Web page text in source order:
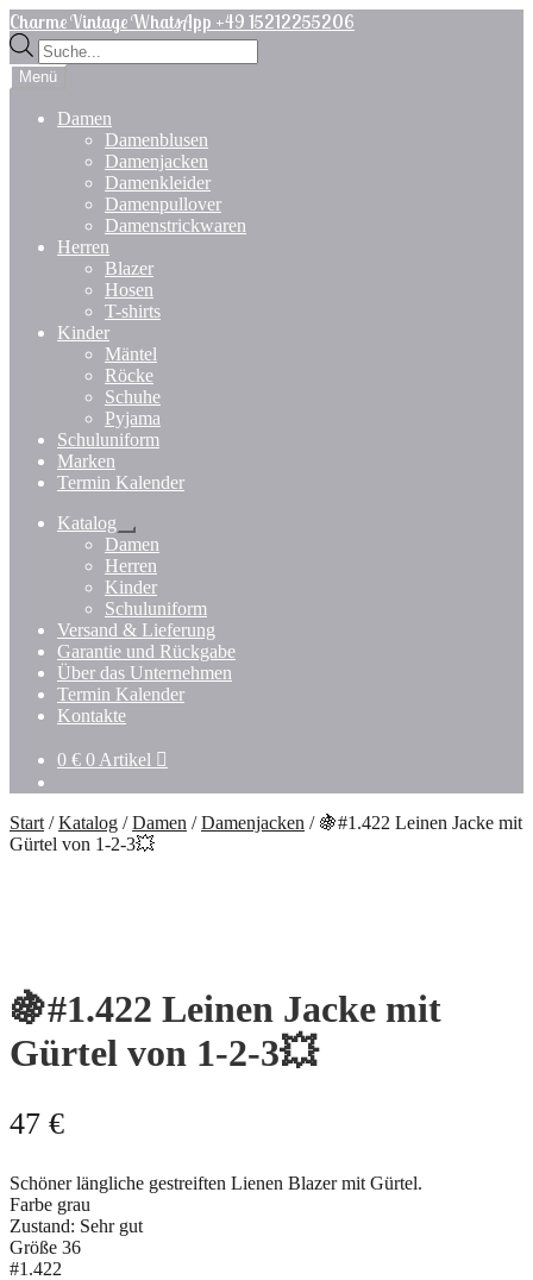
Zur
Navigation
springen
Zum
Inhalt
springen
Charme Vintage WhatsApp +49 15212255206
Products
search
Menü
Damen
Damenblusen
Damenjacken
Damenkleider
Damenpullover
Damenstrickwaren
Herren
Blazer
Hosen
T-shirts
Kinder
Mäntel
Röcke
Schuhe
Pyjama
Schuluniform
Marken
Termin Kalender
Katalog
Untermenü
öffnen
Damen
Herren
Kinder
Schuluniform
Versand & Lieferung
Garantie und Rückgabe
Über das Unternehmen
Termin Kalender
Kontakte
0 € 0 Artikel
Start /Katalog /Damen /Damenjacken / 🍇#1.422 Leinen Jacke mit
Gürtel von 1-2-3💥
🍇#1.422 Leinen Jacke mit
Gürtel von 1-2-3💥
47 €
Schöner längliche gestreiften Lienen Blazer mit Gürtel.
Farbe grau
Zustand: Sehr gut
Größe 36
#1.422